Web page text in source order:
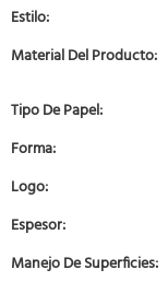
Estilo:
Material Del Producto:
Tipo De Papel:
Forma:
Logo:
Espesor:
Manejo De Superficies: